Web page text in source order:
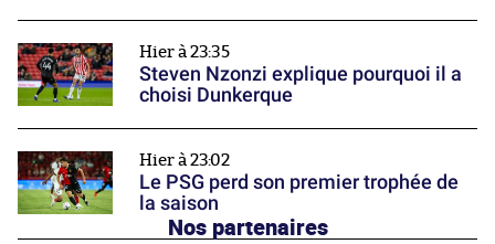
Hier à 23:35
Steven Nzonzi explique pourquoi il a
choisi Dunkerque
Hier à 23:02
Le PSG perd son premier trophée de
la saison
Nos partenaires